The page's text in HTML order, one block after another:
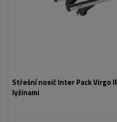
Střešní nosič Inter Pack Virgo
lyžinami